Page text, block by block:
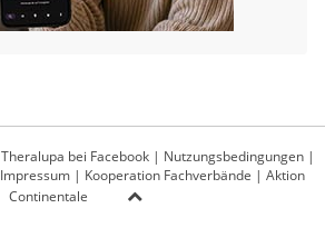
Theralupa bei Facebook | Nutzungsbedingungen |
Impressum| Kooperation Fachverbände | Aktion
Continentale